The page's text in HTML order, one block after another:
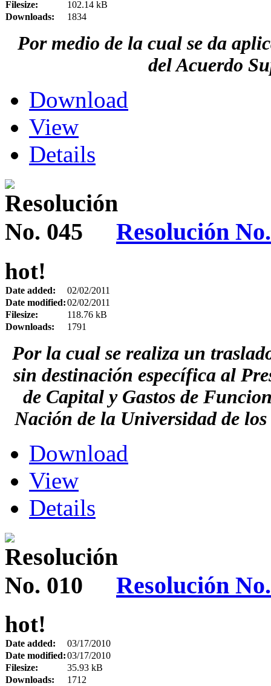
Filesize:
102.14 kB
Downloads:
1834
Por medio de la cual se da
del Acuerdo
Download
View
Details
Resolución
hot!
Date added:
02/02/2011
Date modified:02/02/2011
Filesize:
118.76 kB
Downloads:
1791
Por la cual se realiza un
sin destinación específica al
de Capital y Gastos de
Nación de la Universidad de
Download
View
Details
Resolución
hot!
Date added:
03/17/2010
Date modified:03/17/2010
Filesize:
35.93 kB
Downloads:
1712